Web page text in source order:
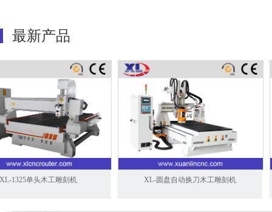
最新产品
单头木工雕刻机 XL-圆盘自动换刀木工雕刻机